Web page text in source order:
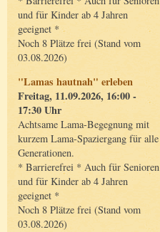
und für Kinder ab 4 Jahren
geeignet *
Noch 8 Plätze frei (Stand vom
03.08.2026)
"Lamas hautnah" erleben
Freitag, 11.09.2026, 16:00 -
17:30 Uhr
Achtsame Lama-Begegnung mit
kurzem Lama-Spaziergang für alle
Generationen.
* Barrierefrei * Auch für Senioren
und für Kinder ab 4 Jahren
geeignet *
Noch 8 Plätze frei (Stand vom
03.08.2026)